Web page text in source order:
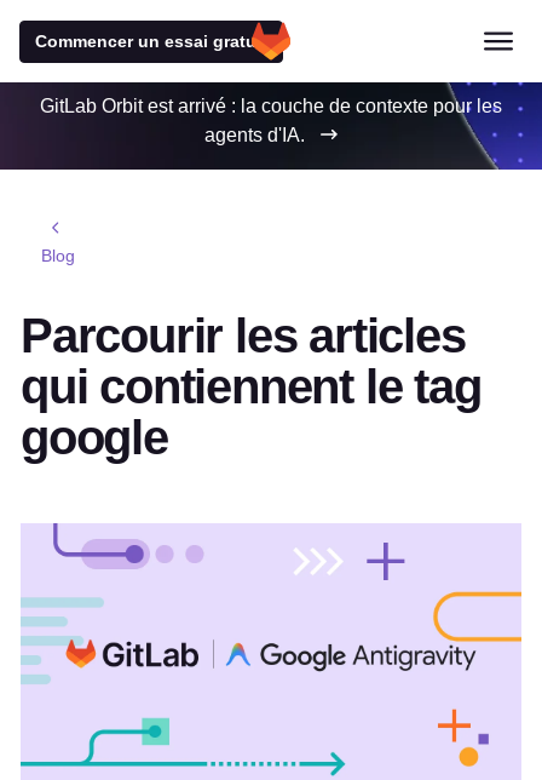
Commencer un essai gratuit
GitLab Orbit est arrivé : la couche de contexte pour les
agents d'IA.
Blog
Parcourir les articles
qui contiennent le tag
google
Article à la une